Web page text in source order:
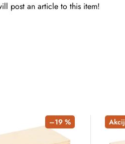
post an article to this item!
–19 %